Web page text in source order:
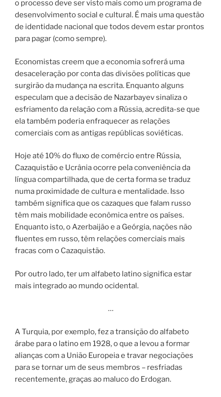
o processo deve ser visto mais como um programa de
desenvolvimento social e cultural. É mais uma questão
de identidade nacional que todos devem estar prontos
para pagar (como sempre).
Economistas creem que a economia sofrerá uma
desaceleração por conta das divisões políticas que
surgirão da mudança na escrita. Enquanto alguns
especulam que a decisão de Nazarbayev sinaliza o
esfriamento da relação com a Rússia, acredita-se que
ela também poderia enfraquecer as relações
comerciais com as antigas repúblicas soviéticas.
Hoje até 10% do fluxo de comércio entre Rússia,
Cazaquistão e Ucrânia ocorre pela conveniência da
língua compartilhada, que de certa forma se traduz
numa proximidade de cultura e mentalidade. Isso
também significa que os cazaques que falam russo
têm mais mobilidade econômica entre os países.
Enquanto isto, o Azerbaijão e a Geórgia, nações não
fluentes em russo, têm relações comerciais mais
fracas com o Cazaquistão.
Por outro lado, ter um alfabeto latino significa estar
mais integrado ao mundo ocidental.
…
A Turquia, por exemplo, fez a transição do alfabeto
árabe para o latino em 1928, o que a levou a formar
alianças com a União Europeia e travar negociações
para se tornar um de seus membros – resfriadas
recentemente, graças ao maluco do Erdogan.